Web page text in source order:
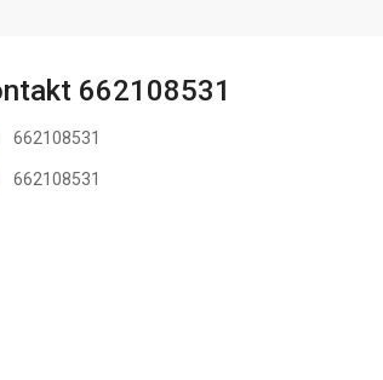
662108531
662108531
662108531